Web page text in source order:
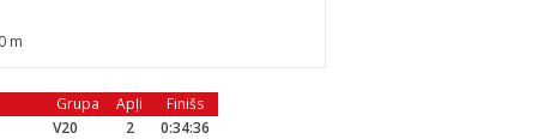
m
Grupa Apļi
Finišs
V20 2
0:34:36